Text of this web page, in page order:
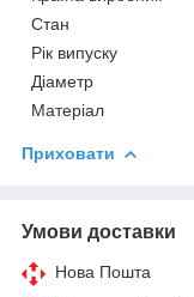
Стан
Рік випуску
Діаметр
Матеріал
Приховати
Умови доставки
Нова Пошта